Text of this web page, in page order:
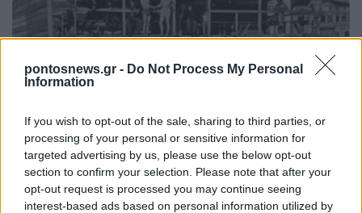
pontosnews.gr - Do Not Process My Personal
Information
If you wish to opt-out of the sale, sharing to third parties, or
processing of your personal or sensitive information for
targeted advertising by us, please use the below opt-out
section to confirm your selection. Please note that after your
opt-out request is processed you may continue seeing
interest-based ads based on personal information utilized by
Αύγουστος ή Αλωνάρτ’ς: Για γάμους και για
στύπα – Ο αγαπημένος μήνας των Ποντίων
1/08/2026 - 9:03πμ